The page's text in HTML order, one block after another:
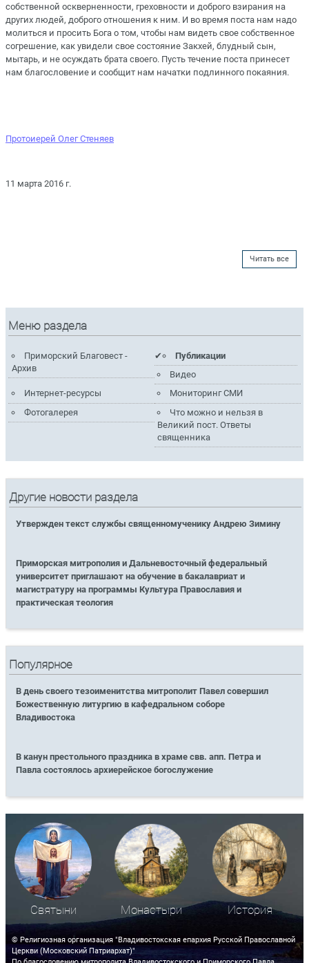
собственной оскверненности, греховности и доброго взирания на
других людей, доброго отношения к ним. И во время поста нам надо
молиться и просить Бога о том, чтобы нам видеть свое собственное
согрешение, как увидели свое состояние Закхей, блудный сын,
мытарь, и не осуждать брата своего. Пусть течение поста принесет
нам благословение и сообщит нам начатки подлинного покаяния.
Протоиерей Олег Стеняев
11 марта 2016 г.
Читать все
Меню раздела
Приморский Благовест -
Архив
Публикации
Видео
Интернет-ресурсы
Мониторинг СМИ
Фотогалерея
Что можно и нельзя в
Великий пост. Ответы
священника
Другие новости раздела
Утвержден текст службы священномученику Андрею Зимину
Приморская митрополия и Дальневосточный федеральный
университет приглашают на обучение в бакалавриат и
магистратуру на программы Культура Православия и
практическая теология
Популярное
В день своего тезоименитства митрополит Павел совершил
Божественную литургию в кафедральном соборе
Владивостока
В канун престольного праздника в храме свв. апп. Петра и
Павла состоялось архиерейское богослужение
Святыни Монастыри История
© Религиозная организация "Владивостокская епархия Русской Православной
Церкви (Московский Патриархат)"